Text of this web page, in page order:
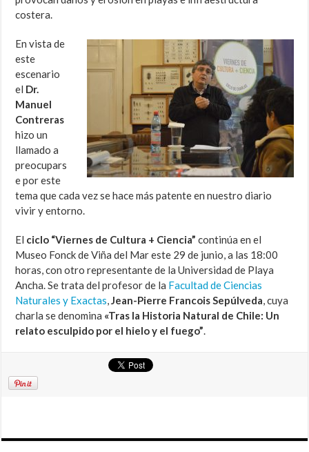
costera.
En vista de
este
escenario
el Dr.
Manuel
Contreras
hizo un
llamado a
preocupars
e por este
tema que cada vez se hace más patente en nuestro diario
vivir y entorno.
El ciclo “Viernes de Cultura + Ciencia” continúa en el
Museo Fonck de Viña del Mar este 29 de junio, a las 18:00
horas, con otro representante de la Universidad de Playa
Ancha. Se trata del profesor de la Facultad de Ciencias
Naturales y Exactas,Jean-Pierre Francois Sepúlveda, cuya
charla se denomina «Tras la Historia Natural de Chile: Un
relato esculpido por el hielo y el fuego”.